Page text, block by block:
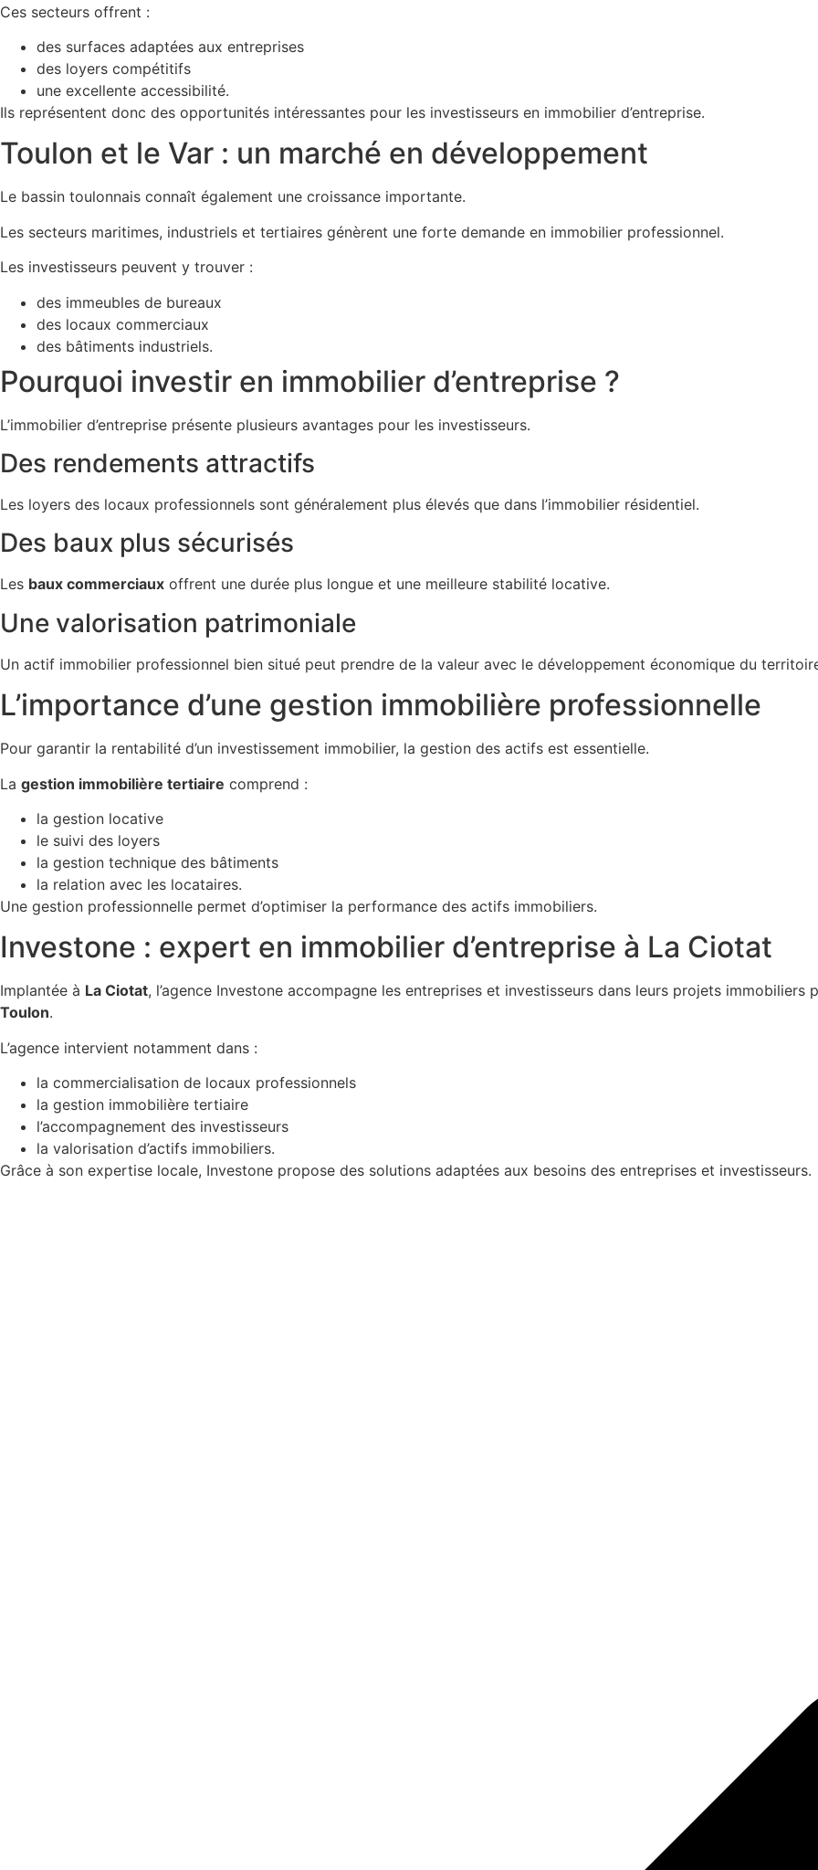
Ces secteurs offrent :
des surfaces adaptées aux entreprises
des loyers compétitifs
une excellente accessibilité.
Ils représentent donc des opportunités intéressantes pour les investisseurs en immobilier d’entreprise.
Toulon et le Var : un marché en développement
Le bassin toulonnais connaît également une croissance importante.
Les secteurs maritimes, industriels et tertiaires génèrent une forte demande en immobilier professionnel.
Les investisseurs peuvent y trouver :
des immeubles de bureaux
des locaux commerciaux
des bâtiments industriels.
Pourquoi investir en immobilier d’entreprise ?
L’immobilier d’entreprise présente plusieurs avantages pour les investisseurs.
Des rendements attractifs
Les loyers des locaux professionnels sont généralement plus élevés que dans l’immobilier résidentiel.
Des baux plus sécurisés
Les baux commerciaux offrent une durée plus longue et une meilleure stabilité locative.
Une valorisation patrimoniale
Un actif immobilier professionnel bien situé peut prendre de la valeur avec le développement économique du
L’importance d’une gestion immobilière professionnelle
Pour garantir la rentabilité d’un investissement immobilier, la gestion des actifs est essentielle.
La gestion immobilière tertiaire comprend :
la gestion locative
le suivi des loyers
la gestion technique des bâtiments
la relation avec les locataires.
Une gestion professionnelle permet d’optimiser la performance des actifs immobiliers.
Investone : expert en immobilier d’entreprise à La Ciotat
Implantée à La Ciotat, l’agence Investone accompagne les entreprises et investisseurs dans leurs projets immobiliers
Toulon.
L’agence intervient notamment dans :
la commercialisation de locaux professionnels
la gestion immobilière tertiaire
l’accompagnement des investisseurs
la valorisation d’actifs immobiliers.
Grâce à son expertise locale, Investone propose des solutions adaptées aux besoins des entreprises et investisseurs.